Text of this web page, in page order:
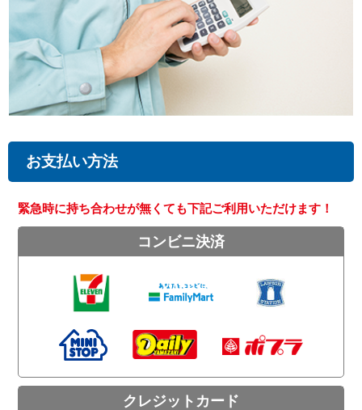
お支払い方法
緊急時に持ち合わせが無くても下記ご利用いただけます！
コンビニ決済
クレジットカード